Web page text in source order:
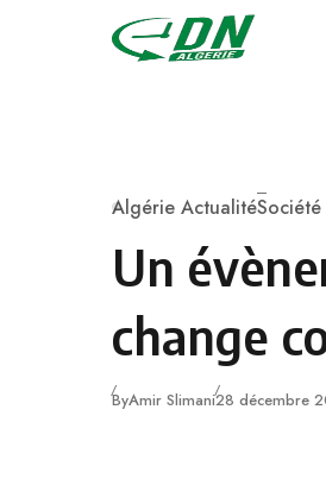
Skip to content
Category
Algérie ActualitéSociété
Un
change
ByAmir Slimani28 décembre